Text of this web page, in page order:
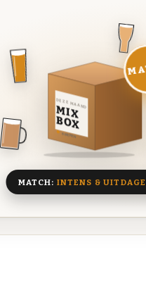
DEZE MAAND
MIX
BOX
8 BIEREN
MATCH: INTENS &